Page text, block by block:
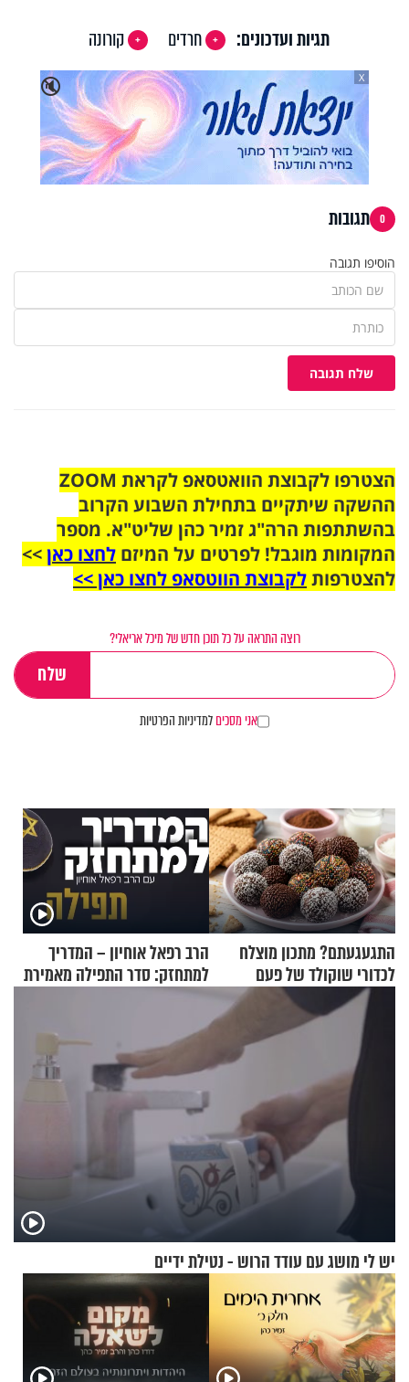
תגיות ועדכונים: חרדים
קורונה
🔇
X
0 תגובות
הוסיפו תגובה
שלח תגובה
הצטרפו לקבוצת הוואטסאפ לקראת ZOOM
ההשקה שיתקיים בתחילת השבוע הקרוב
בהשתתפות הרה"ג זמיר כהן שליט"א. מספר
המקומות מוגבל! לפרטים על המיזם לחצו כאן>>
להצטרפותלקבוצת הווטסאפ לחצו כאן >>
רוצה התראה על כל תוכן חדש של מיכל אריאלי?
אני מסכיםלמדיניות הפרטיות
התגעגעתם? מתכון מוצלח
לכדורי שוקולד של פעם
הרב רפאל אוחיון – המדריך
למתחזק: סדר התפילה מאמירת
הקורבנות ועד קריאת שמע
יש לי מושג עם עודד הרוש - נטילת ידיים